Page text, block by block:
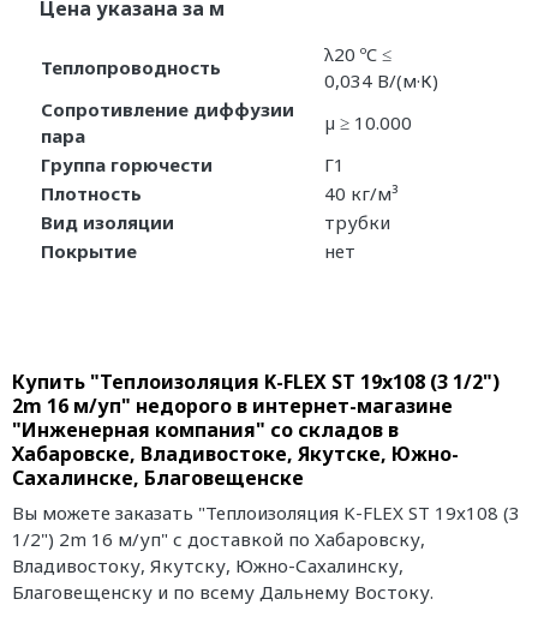
Цена указана за м
Теплопроводность
λ20 ºC ≤
0,034 В/(м·К)
Сопротивление диффузии
пара
µ ≥ 10.000
Группа горючести
Г1
Плотность
40 кг/м³
Вид изоляции
трубки
Покрытие
нет
Купить "Теплоизоляция K-FLEX ST 19x108 (3 1/2")
2m 16 м/уп" недорого в интернет-магазине
"Инженерная компания" со складов в
Хабаровске, Владивостоке, Якутске, Южно-
Сахалинске, Благовещенске
Вы можете заказать "Теплоизоляция K-FLEX ST 19x108 (3
1/2") 2m 16 м/уп" с доставкой по Хабаровску,
Владивостоку, Якутску, Южно-Сахалинску,
Благовещенску и по всему Дальнему Востоку.